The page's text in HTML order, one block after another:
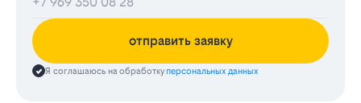
отправить заявку
Я соглашаюсь на обработкуперсональных данных